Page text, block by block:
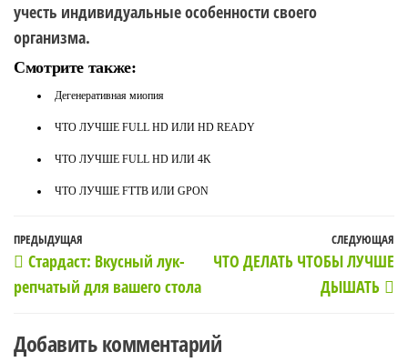
учесть индивидуальные особенности своего
организма.
Смотрите также:
Дегенеративная миопия
ЧТО ЛУЧШЕ FULL HD ИЛИ HD READY
ЧТО ЛУЧШЕ FULL HD ИЛИ 4K
ЧТО ЛУЧШЕ FTTB ИЛИ GPON
Навигация
по
записям
Предыдущая
запись
ПРЕДЫДУЩАЯ
Стардаст: Вкусный лук-
репчатый для вашего стола
СЛЕДУЮЩАЯ
ЧТО ДЕЛАТЬ ЧТОБЫ ЛУЧШЕ
ДЫШАТЬ
Добавить комментарий